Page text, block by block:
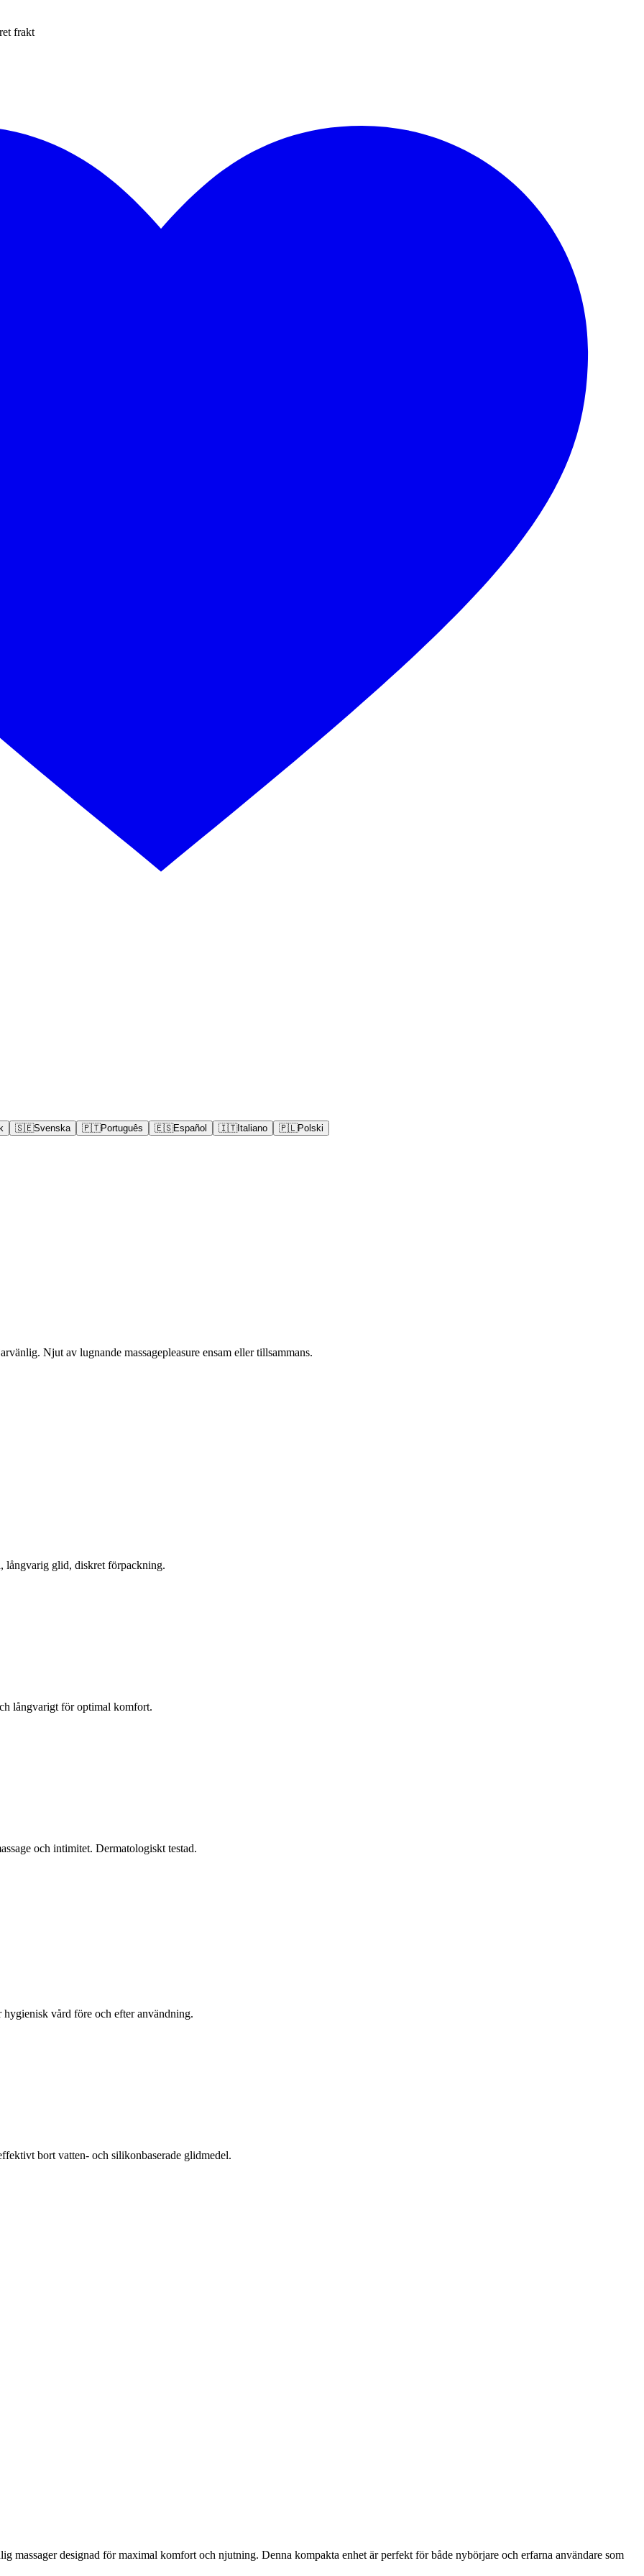
frakt
🇸🇪Svenska 🇵🇹Português 🇪🇸Español 🇮🇹Italiano 🇵🇱Polski
Njut av lugnande massagepleasure ensam eller tillsammans.
långvarig glid, diskret förpackning.
långvarigt för optimal komfort.
och intimitet. Dermatologiskt testad.
vård före och efter användning.
bort vatten- och silikonbaserade glidmedel.
massager designad för maximal komfort och njutning. Denna kompakta enhet är perfekt för både nybörjare och erfarna användare som